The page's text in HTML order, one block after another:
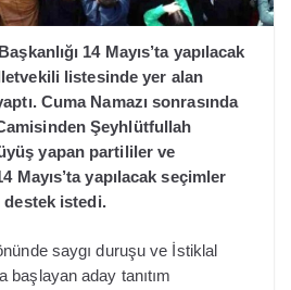
14 Mayıs’ta yapılacak
listesinde yer alan
Cuma Namazı sonrasında
Şeyhlütfullah
yapan partililer ve
Mayıs’ta yapılacak seçimler
destek istedi.
saygı duruşu ve İstiklal
başlayan aday tanıtım